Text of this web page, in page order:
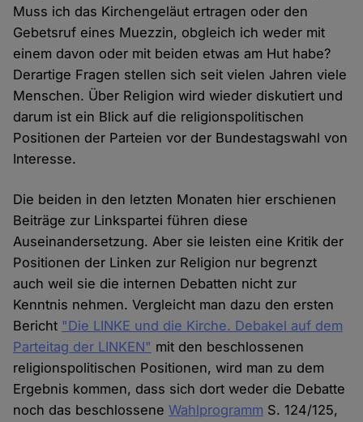
Muss ich das Kirchengeläut ertragen oder den
Gebetsruf eines Muezzin, obgleich ich weder mit
einem davon oder mit beiden etwas am Hut habe?
Derartige Fragen stellen sich seit vielen Jahren viele
Menschen. Über Religion wird wieder diskutiert und
darum ist ein Blick auf die religionspolitischen
Positionen der Parteien vor der Bundestagswahl von
Interesse.
Die beiden in den letzten Monaten hier erschienen
Beiträge zur Linkspartei führen diese
Auseinandersetzung. Aber sie leisten eine Kritik der
Positionen der Linken zur Religion nur begrenzt
auch weil sie die internen Debatten nicht zur
Kenntnis nehmen. Vergleicht man dazu den ersten
Bericht "Die LINKE und die Kirche. Debakel auf dem
Parteitag der LINKEN" mit den beschlossenen
religionspolitischen Positionen, wird man zu dem
Ergebnis kommen, dass sich dort weder die Debatte
noch das beschlosseneWahlprogramm S. 124/125,